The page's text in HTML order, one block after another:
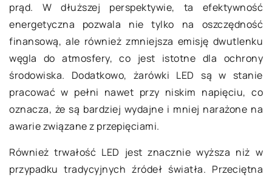
prąd. W dłuższej perspektywie, ta efektywność
energetyczna pozwala nie tylko na oszczędność
finansową, ale również zmniejsza emisję dwutlenku
węgla do atmosfery, co jest istotne dla ochrony
środowiska. Dodatkowo, żarówki LED są w stanie
pracować w pełni nawet przy niskim napięciu, co
oznacza, że są bardziej wydajne i mniej narażone na
awarie związane z przepięciami.
Również trwałość LED jest znacznie wyższa niż w
przypadku tradycyjnych źródeł światła. Przeciętna